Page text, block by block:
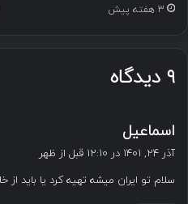
3 هفته پیش
۹ دیدگاه
اسماعیل
:
آذر ۲۴, ۱۴۰۱ در ۱۲:۱۰ قبل از ظهر
سلام تو ایران میشه تهیه کرد یا باید از